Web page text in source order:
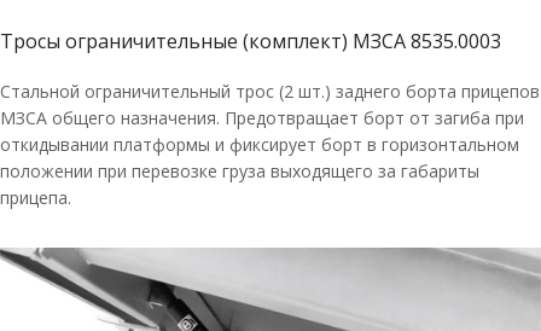
Тросы ограничительные (комплект) МЗСА 8535.0003
Стальной ограничительный трос (2 шт.) заднего борта прицепов
МЗСА общего назначения. Предотвращает борт от загиба при
откидывании платформы и фиксирует борт в горизонтальном
положении при перевозке груза выходящего за габариты
прицепа.